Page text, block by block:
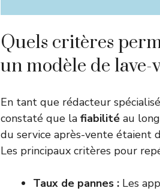
Quels critères
un modèle de lave-
En tant que rédacteur
constaté que la fiabilité au
du service après-vente étaient
Les principaux critères pour
Taux de pannes : Les